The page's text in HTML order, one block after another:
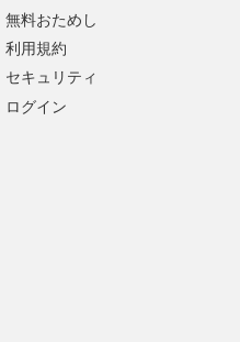
無料おためし
利用規約
セキュリティ
ログイン